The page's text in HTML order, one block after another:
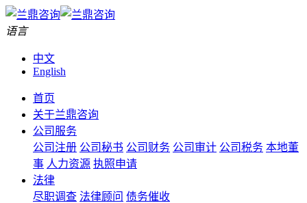
语言
中文
English
首页
关于兰鼎咨询
公司服务
公司注册 公司秘书 公司财务 公司审计 公司税务 本地董
事 人力资源 执照申请
法律
尽职调查 法律顾问 债务催收